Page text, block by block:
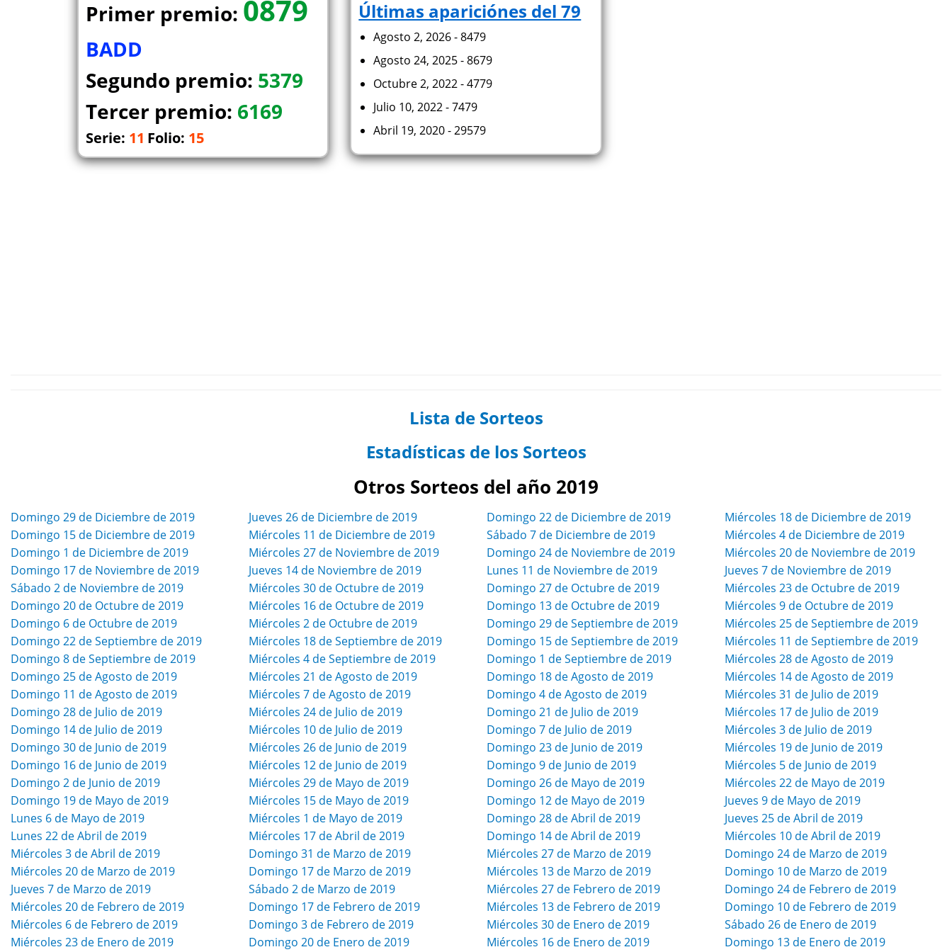
Primer premio: 0879
BADD
Segundo premio: 5379
Tercer premio: 6169
Serie: 11 Folio: 15
Últimas apariciónes del 79
Agosto 2, 2026 - 8479
Agosto 24, 2025 - 8679
Octubre 2, 2022 - 4779
Julio 10, 2022 - 7479
Abril 19, 2020 - 29579
Lista de Sorteos
Estadísticas de los Sorteos
Otros Sorteos del año 2019
Domingo 29 de Diciembre de 2019 Jueves 26 de Diciembre de 2019 Domingo 22 de Diciembre de 2019
Miércoles 18 de Diciembre de 2019
Domingo 15 de Diciembre de 2019
Miércoles 11 de Diciembre de 2019 Sábado 7 de Diciembre de 2019
Miércoles 4 de Diciembre de 2019
Domingo 1 de Diciembre de 2019
Miércoles 27 de Noviembre de 2019 Domingo 24 de Noviembre de 2019
Miércoles 20 de Noviembre de 2019
Domingo 17 de Noviembre de 2019
Jueves 14 de Noviembre de 2019 Lunes 11 de Noviembre de 2019
Jueves 7 de Noviembre de 2019
Sábado 2 de Noviembre de 2019
Miércoles 30 de Octubre de 2019 Domingo 27 de Octubre de 2019
Miércoles 23 de Octubre de 2019
Domingo 20 de Octubre de 2019
Miércoles 16 de Octubre de 2019 Domingo 13 de Octubre de 2019
Miércoles 9 de Octubre de 2019
Domingo 6 de Octubre de 2019
Miércoles 2 de Octubre de 2019 Domingo 29 de Septiembre de 2019
Miércoles 25 de Septiembre de 2019
Domingo 22 de Septiembre de 2019
Miércoles 18 de Septiembre de 2019 Domingo 15 de Septiembre de 2019
Miércoles 11 de Septiembre de 2019
Domingo 8 de Septiembre de 2019
Miércoles 4 de Septiembre de 2019 Domingo 1 de Septiembre de 2019
Miércoles 28 de Agosto de 2019
Domingo 25 de Agosto de 2019
Miércoles 21 de Agosto de 2019 Domingo 18 de Agosto de 2019
Miércoles 14 de Agosto de 2019
Domingo 11 de Agosto de 2019
Miércoles 7 de Agosto de 2019 Domingo 4 de Agosto de 2019
Miércoles 31 de Julio de 2019
Domingo 28 de Julio de 2019
Miércoles 24 de Julio de 2019 Domingo 21 de Julio de 2019
Miércoles 17 de Julio de 2019
Domingo 14 de Julio de 2019
Miércoles 10 de Julio de 2019 Domingo 7 de Julio de 2019
Miércoles 3 de Julio de 2019
Domingo 30 de Junio de 2019
Miércoles 26 de Junio de 2019 Domingo 23 de Junio de 2019
Miércoles 19 de Junio de 2019
Domingo 16 de Junio de 2019
Miércoles 12 de Junio de 2019 Domingo 9 de Junio de 2019
Miércoles 5 de Junio de 2019
Domingo 2 de Junio de 2019
Miércoles 29 de Mayo de 2019 Domingo 26 de Mayo de 2019
Miércoles 22 de Mayo de 2019
Domingo 19 de Mayo de 2019
Miércoles 15 de Mayo de 2019 Domingo 12 de Mayo de 2019
Jueves 9 de Mayo de 2019
Lunes 6 de Mayo de 2019
Miércoles 1 de Mayo de 2019 Domingo 28 de Abril de 2019
Jueves 25 de Abril de 2019
Lunes 22 de Abril de 2019
Miércoles 17 de Abril de 2019 Domingo 14 de Abril de 2019
Miércoles 10 de Abril de 2019
Miércoles 3 de Abril de 2019
Domingo 31 de Marzo de 2019 Miércoles 27 de Marzo de 2019
Domingo 24 de Marzo de 2019
Miércoles 20 de Marzo de 2019
Domingo 17 de Marzo de 2019 Miércoles 13 de Marzo de 2019
Domingo 10 de Marzo de 2019
Jueves 7 de Marzo de 2019
Sábado 2 de Marzo de 2019 Miércoles 27 de Febrero de 2019
Domingo 24 de Febrero de 2019
Miércoles 20 de Febrero de 2019
Domingo 17 de Febrero de 2019 Miércoles 13 de Febrero de 2019
Domingo 10 de Febrero de 2019
Miércoles 6 de Febrero de 2019
Domingo 3 de Febrero de 2019 Miércoles 30 de Enero de 2019
Sábado 26 de Enero de 2019
Miércoles 23 de Enero de 2019
Domingo 20 de Enero de 2019 Miércoles 16 de Enero de 2019 Domingo 13 de Enero de 2019